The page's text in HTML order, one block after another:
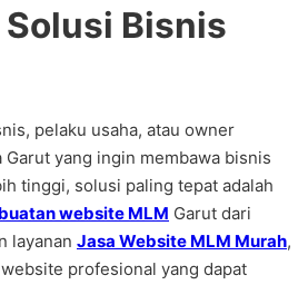
Bisnis
pelaku usaha, atau owner
Garut yang ingin membawa bisnis
tinggi, solusi paling tepat adalah
website MLM Garut dari
layanan Jasa Website MLM Murah,
profesional yang dapat